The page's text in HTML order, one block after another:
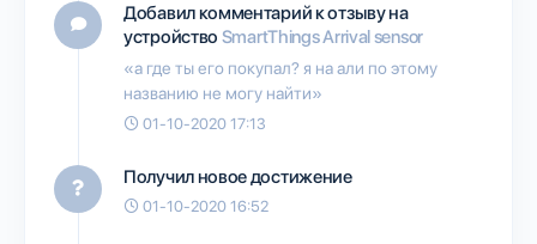
Добавил комментарий к отзыву на
устройство SmartThings Arrival sensor
«а где ты его покупал? я на али по этому
названию не могу найти»
01-10-2020 17:13
Получил новое достижение
01-10-2020 16:52